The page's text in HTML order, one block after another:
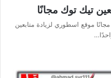
تيك توك مجانًا
موقع اسطوري لزيادة متابعين